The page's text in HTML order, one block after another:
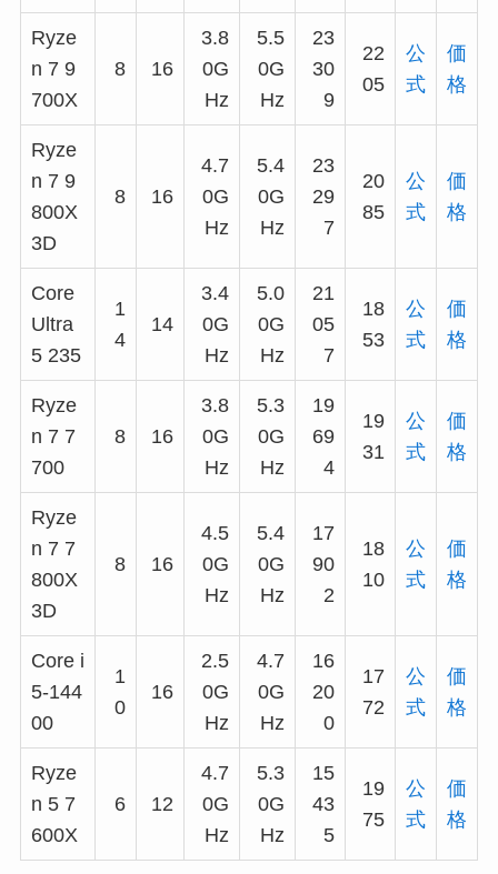
Ryze
n 7 9
700X
8 16
3.8
0G
Hz
5.5
0G
Hz
23
30
9
22
05
公
式
価
格
Ryze
n 7 9
800X
3D
8 16
4.7
0G
Hz
5.4
0G
Hz
23
29
7
20
85
公
式
価
格
Core
Ultra
5 235
1
4
14
3.4
0G
Hz
5.0
0G
Hz
21
05
7
18
53
公
式
価
格
Ryze
n 7 7
700
8 16
3.8
0G
Hz
5.3
0G
Hz
19
69
4
19
31
公
式
価
格
Ryze
n 7 7
800X
3D
8 16
4.5
0G
Hz
5.4
0G
Hz
17
90
2
18
10
公
式
価
格
Core i
5-144
00
1
0
16
2.5
0G
Hz
4.7
0G
Hz
16
20
0
17
72
公
式
価
格
Ryze
n 5 7
600X
6 12
4.7
0G
Hz
5.3
0G
Hz
15
43
5
19
75
公
式
価
格